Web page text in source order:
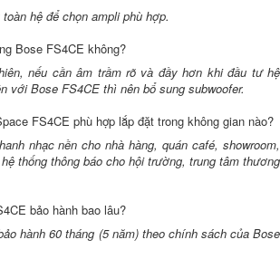
hệ để chọn ampli phù hợp.
Bose FS4CE không?
nếu cần âm trầm rõ và đầy hơn khi đầu tư hệ
với Bose FS4CE thì nên bổ sung subwoofer.
FS4CE phù hợp lắp đặt trong không gian nào?
nhạc nền cho nhà hàng, quán café, showroom,
thống thông báo cho hội trường, trung tâm thương
bảo hành bao lâu?
hành 60 tháng (5 năm) theo chính sách của Bose